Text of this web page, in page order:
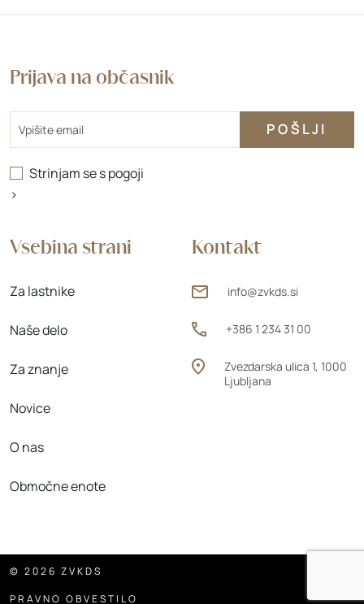
Kontakt
info@zvkds.si
+386 1 234 31 00
Zvezdarska ulica 1, 1000
Ljubljana
Vsebina strani
Za lastnike
Naše delo
Za znanje
Novice
O nas
Območne enote
Prijava na občasnik
Strinjam se spogoji
>
© 2026 ZVKDS
PRAVNO OBVESTILO